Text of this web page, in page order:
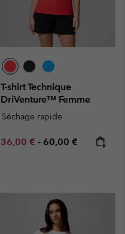
T-shirt Technique
DriVenture™ Femme
Séchage rapide
Minimum sale price:
36,00 € - Maximum price:
60,00 €